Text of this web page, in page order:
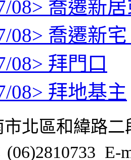
08> 喬遷新
08> 喬遷新
08> 拜門口
08> 拜地基主
北區和緯路二
(06)2810733 E-